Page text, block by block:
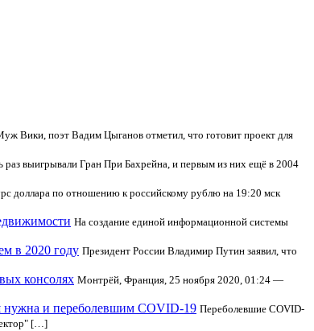
Вики, поэт Вадим Цыганов отметил, что готовит проект для
раз выигрывали Гран При Бахрейна, и первым из них ещё в 2004
доллара по отношению к российскому рублю на 19:20 мск
На создание единой информационной системы
в 2020 году Президент России Владимир Путин заявил, что
консолях Монтрёй, Франция, 25 ноября 2020, 01:24 —
нужна и переболевшим COVID-19 Переболевшие COVID-
[…]